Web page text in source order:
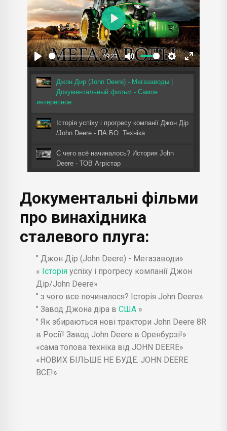
Play
49:21
Mute Settings
Enter
Play
Джон Дир (John Deere) - Мегазаводы |
Документальный фильм - Самое
интересное
Історія успіху і прогресу компанії Джон Дір
/John Deere - ПА.БО. Техніка
С чего всё начиналось? История John
Deere - ТОВ Агрістар
надпотужн... - 24 Канал
Как собираются новые тракторы John Deere
8R в РОССИИ! Завод John Deere в
Оренбурге! - LandTech
Самая ТОПовая техника от JOHN DEERE -
Tech Box
НОВЫХ БОЛЬШЕ НЕ БУДЕТ. JOHN
DEERE ВСЕ!! - Пряник 71
Документальні фільми
про винахідника
сталевого плуга:
" Джон Дір (John Deere) - Мегазаводи»
« Історія успіху і прогресу компанії Джон
Дір/John Deere»
" з чого все починалося? Історія John Deere»
" Завод Джона діра в США »
" Як збираються нові трактори John Deere 8R
в Росії! Завод John Deere в Оренбурзі!»
«сама топова техніка від JOHN DEERE»
«НОВИХ БІЛЬШЕ НЕ БУДЕ. JOHN DEERE
ВСЕ!»